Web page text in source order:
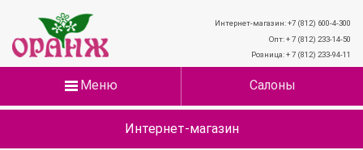
Интернет-магазин: +7 (812) 600-4-300
Опт: + 7 (812) 233-14-50
Розница: + 7 (812) 233-94-11
Меню Салоны
Интернет-магазин